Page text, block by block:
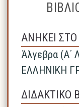
ΑΝΗΚΕΙ
Άλγεβρα (A΄
ΕΛΛΗΝΙΚΗ
ΔΙΔΑΚΤΙΚΟ